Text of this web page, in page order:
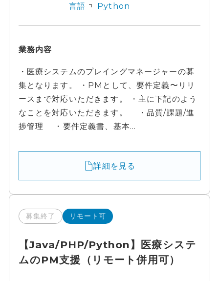
言語
Python
業務内容
・医療システムのプレイングマネージャーの募
集となります。 ・PMとして、要件定義〜リリ
ースまで対応いただきます。 ・主に下記のよう
なことを対応いただきます。 ・品質/課題/進
捗管理 ・要件定義書、基本...
詳細を見る
募集終了 リモート可
【Java/PHP/Python】医療システ
ムのPM支援（リモート併用可）